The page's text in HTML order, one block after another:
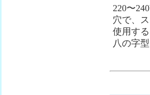
220〜
穴で、
使用す
八の字